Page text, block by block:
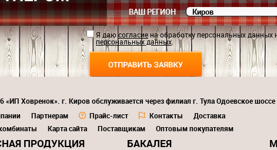
ВАШ РЕГИОН
Я даюсогласиена обработку персональных данных
персональных данных.
«ИП Ховренок». г. Киров обслуживается через филиал г. Тула Одоевское
Партнерам Прайс-лист Контакты
Доставка
Карта сайта Поставщикам Оптовым покупателям
ПРОДУКЦИЯ БАКАЛЕЯ